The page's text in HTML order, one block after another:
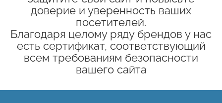
доверие и уверенность ваших
посетителей.
Благодаря целому ряду брендов у нас
есть сертификат, соответствующий
всем требованиям безопасности
вашего сайта